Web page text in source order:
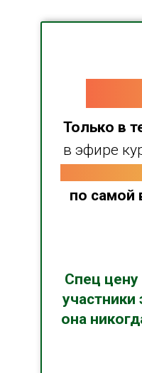
Спец цену
она
Только в
в эфире
по самой